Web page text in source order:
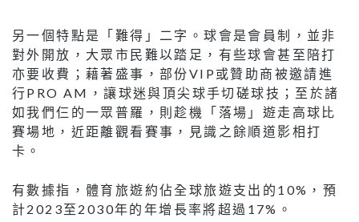
另一個特點是「難得」二字。球會是會員制，並非
對外開放，大眾市民難以踏足，有些球會甚至陪打
亦要收費；藉著盛事，部份VIP或贊助商被邀請進
行PRO AM，讓球迷與頂尖球手切磋球技；至於諸
如我們仨的一眾普羅，則趁機「落場」遊走高球比
賽場地，近距離觀看賽事，見識之餘順道影相打
卡。
有數據指，體育旅遊約佔全球旅遊支出的10%，預
計2023至2030年的年增長率將超過17%。